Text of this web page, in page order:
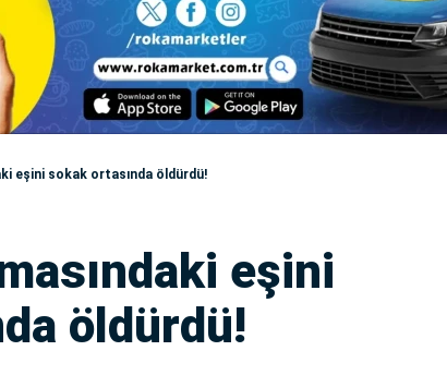
eşini sokak ortasında öldürdü!
eşini
öldürdü!